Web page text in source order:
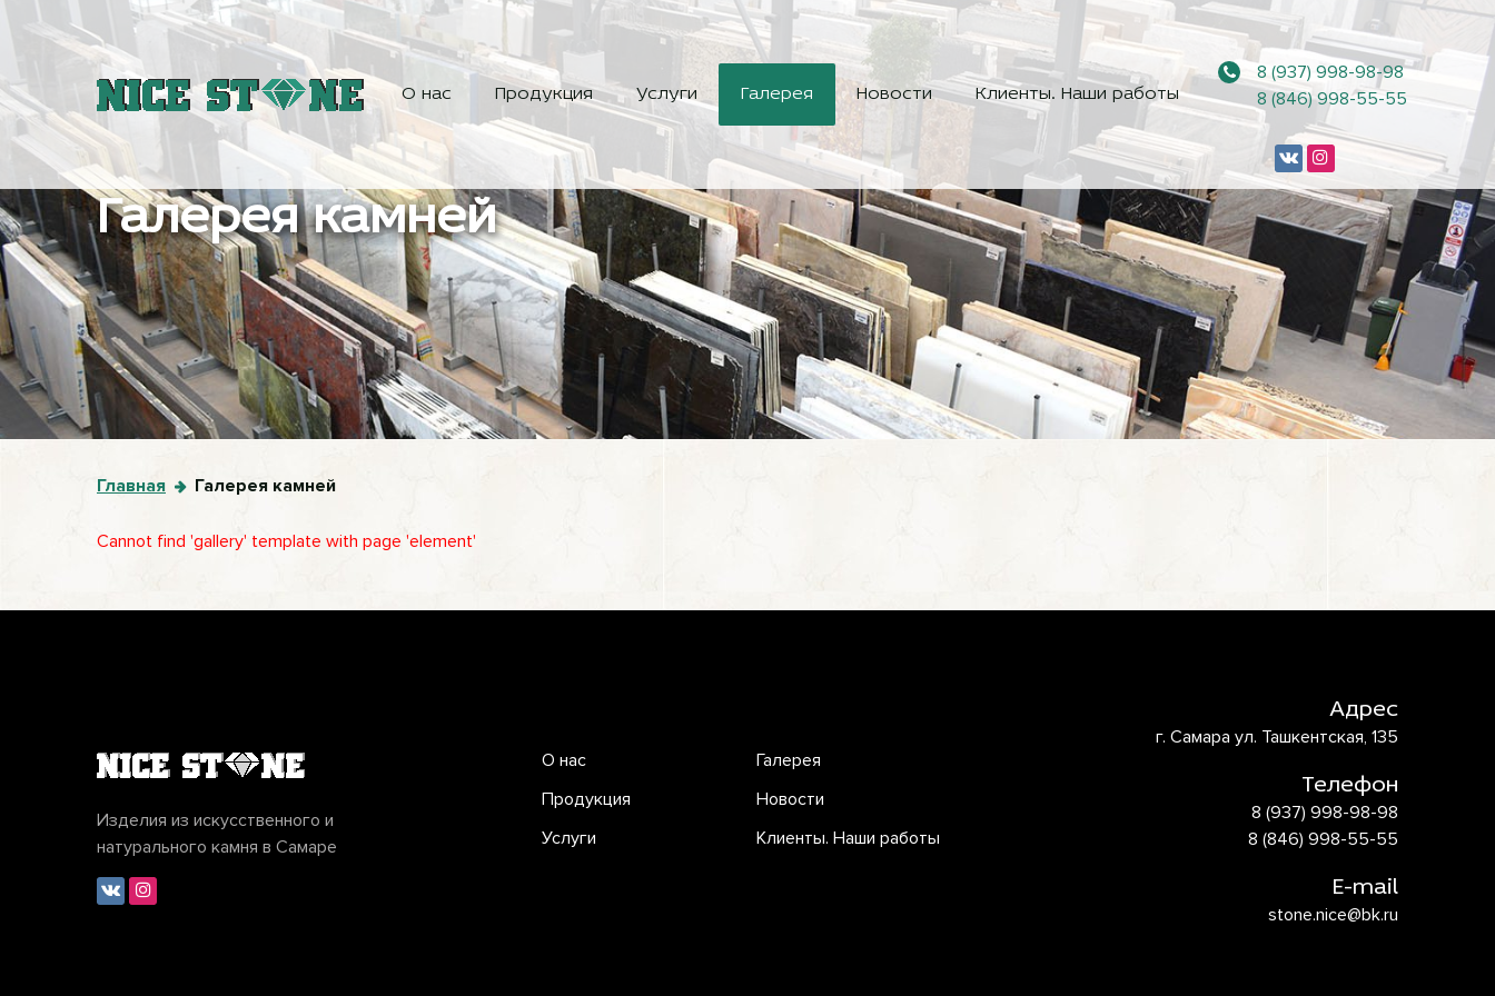
О нас Продукция Услуги Галерея Новости Клиенты. Наши работы
8 (937) 998-98-98
8 (846) 998-55-55
Галерея камней
Главная Галерея камней
Cannot find 'gallery' template with page 'element'
Изделия из искусственного и
натурального камня в Самаре
О нас
Продукция
Услуги
Галерея
Новости
Клиенты. Наши работы
Адрес
г. Самара ул. Ташкентская, 135
Телефон
8 (937) 998-98-98
8 (846) 998-55-55
E-mail
stone.nice@bk.ru